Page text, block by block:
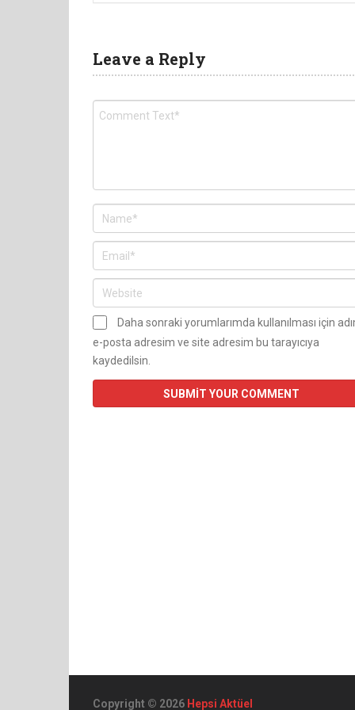
Leave a Reply
Daha sonraki yorumlarımda kullanılması için
e-posta adresim ve site adresim bu tarayıcıya
kaydedilsin.
Copyright © 2026 Hepsi Aktüel